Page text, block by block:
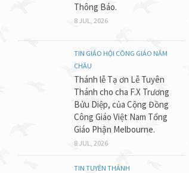
Thông Báo.
8 JUL, 2026
TIN GIÁO HỘI CÔNG GIÁO NĂM
CHÂU
Thánh lễ Tạ ơn Lễ Tuyên
Thánh cho cha F.X Trương
Bửu Diệp, của Cộng Đồng
Công Giáo Việt Nam Tổng
Giáo Phận Melbourne.
8 JUL, 2026
TIN TUYÊN THÁNH